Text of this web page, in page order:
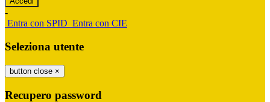
-
Entra con SPID Entra con CIE
Seleziona utente
button close ×
Recupero password